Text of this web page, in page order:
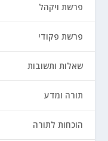
פרשת ויקהל
פרשת פקודי
שאלות ותשובות
תורה ומדע
הוכחות לתורה